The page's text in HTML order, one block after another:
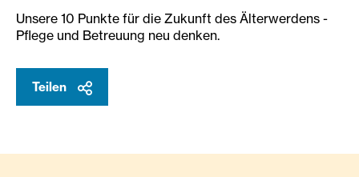
Unsere 10 Punkte für die Zukunft des Älterwerdens -
Pflege und Betreuung neu denken.
Teilen